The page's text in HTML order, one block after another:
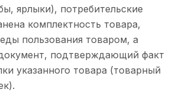
ярлыки), потребительские
комплектность товара,
пользования товаром, а
подтверждающий факт
указанного товара (товарный